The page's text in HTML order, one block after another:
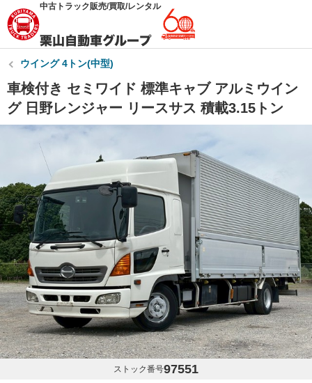
中古トラック販売/買取/レンタル
ウイング 4トン(中型)
車検付き セミワイド 標準キャブ アルミウイン
グ 日野レンジャー リースサス 積載3.15トン
ストック番号97551